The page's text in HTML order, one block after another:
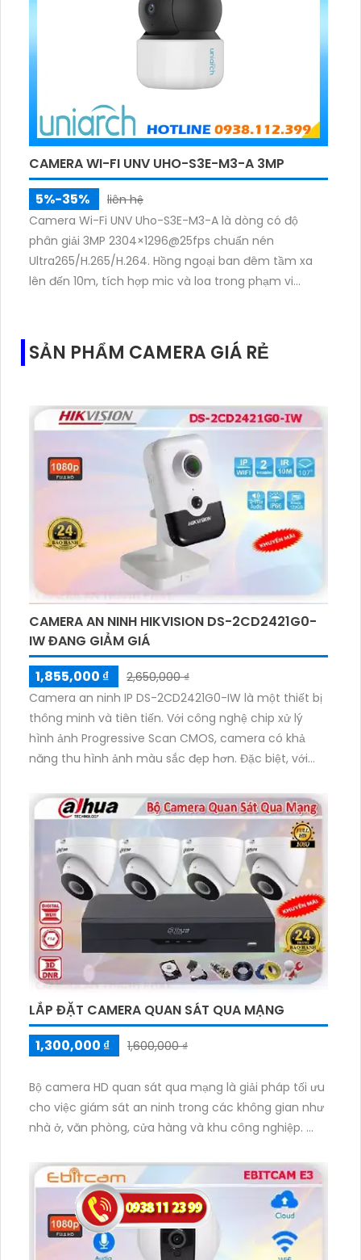
CAMERA WI-FI UNV UHO-S3E-M3-A 3MP
5%-35%
liên hệ
Camera Wi-Fi UNV Uho-S3E-M3-A là dòng có độ
phân giải 3MP 2304×1296@25fps chuẩn nén
Ultra265/H.265/H.264. Hồng ngoại ban đêm tầm xa
lên đến 10m, tích hợp mic và loa trong phạm vi
SẢN PHẨM CAMERA GIÁ RẺ
CAMERA AN NINH HIKVISION DS-2CD2421G0-
IW ĐANG GIẢM GIÁ
1,855,000 ₫
2,650,000 ₫
Camera an ninh IP DS-2CD2421G0-IW là một thiết bị
thông minh và tiên tiến. Với công nghệ chip xử lý
hình ảnh Progressive Scan CMOS, camera có khả
năng thu hình ảnh màu sắc đẹp hơn. Đặc biệt, với
sang chế độ ban đêm để thu hình ảnh sáng đẹp.
Thiết kế ứng dụng công nghệ tiên tiến IP giúp
camera đảm bảo độ phân giải cao, lên đến 2.0 MP.
Hơn nữa, camera còn hổ trợ thẻ nhớ và tích hợp
công nghệ nhìn đêm chất lượng Hồng Ngoại SMD,
đảm bảo an ninh tuyệt đối.
LẮP ĐẶT CAMERA QUAN SÁT QUA MẠNG
1,300,000 ₫
1,600,000 ₫
Bộ camera HD quan sát qua mạng là giải pháp tối ưu
cho việc giám sát an ninh trong các không gian như
nhà ở, văn phòng, cửa hàng và khu công nghiệp.
camera này mang lại hình ảnh chất lượng cao, rõ
nét và chi tiết. Với giá rẻ nhưng không đánh đổi chất
lượng, bộ camera HD quan sát qua mạng tiết kiệm
chi phí đáng kể cho người dùng.
Bộ camera này cũng tương thích với nhiều dịch vụ